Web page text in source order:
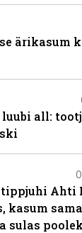
ärikasum
all:
Ahti
kasum
sulas